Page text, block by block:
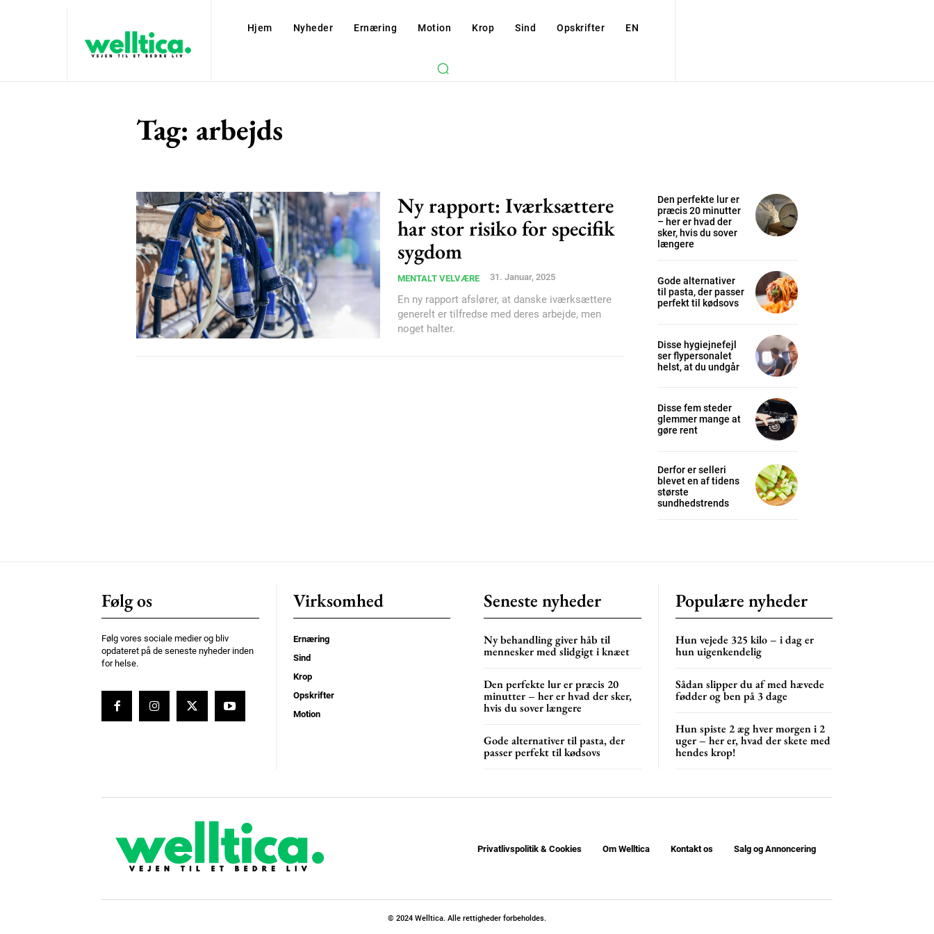
Subscription Plans
/ year
YEARLY PRICING MONTHLY PRICING
Hjem Nyheder Ernæring Motion Krop Sind Opskrifter EN
Tag: arbejds
Ny rapport: Iværksættere
har stor risiko for specifik
sygdom
MENTALT VELVÆRE 31. Januar, 2025
En ny rapport afslører, at danske iværksættere
generelt er tilfredse med deres arbejde, men
noget halter.
Den perfekte lur er
præcis 20 minutter
– her er hvad der
sker, hvis du sover
længere
Gode alternativer
til pasta, der passer
perfekt til kødsovs
Disse hygiejnefejl
ser flypersonalet
helst, at du undgår
Disse fem steder
glemmer mange at
gøre rent
Derfor er selleri
blevet en af tidens
største
sundhedstrends
Følg os
Følg vores sociale medier og bliv
opdateret på de seneste nyheder inden
for helse.
Virksomhed
Ernæring
Sind
Krop
Opskrifter
Motion
Seneste nyheder
Ny behandling giver håb til
mennesker med slidgigt i knæet
Den perfekte lur er præcis 20
minutter – her er hvad der sker,
hvis du sover længere
Gode alternativer til pasta, der
passer perfekt til kødsovs
Populære nyheder
Hun vejede 325 kilo – i dag er
hun uigenkendelig
Sådan slipper du af med hævede
fødder og ben på 3 dage
Hun spiste 2 æg hver morgen i 2
uger – her er, hvad der skete med
hendes krop!
Privatlivspolitik & Cookies Om Welltica Kontakt os Salg og Annoncering
© 2024 Welltica. Alle rettigheder forbeholdes.